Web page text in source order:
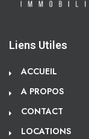
Liens Utiles
ACCUEIL
A PROPOS
CONTACT
LOCATIONS